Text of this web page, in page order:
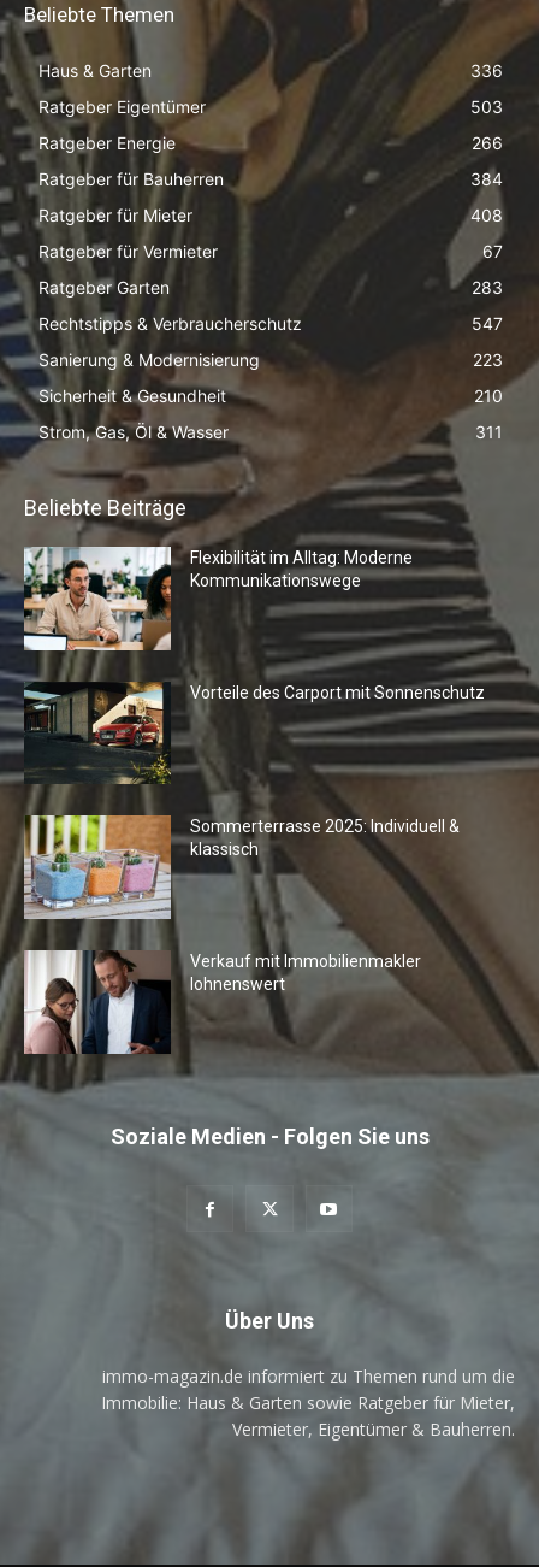
Beliebte Themen
Haus & Garten
336
Ratgeber Eigentümer
503
Ratgeber Energie
266
Ratgeber für Bauherren
384
Ratgeber für Mieter
408
Ratgeber für Vermieter
67
Ratgeber Garten
283
Rechtstipps & Verbraucherschutz
547
Sanierung & Modernisierung
223
Sicherheit & Gesundheit
210
Strom, Gas, Öl & Wasser
311
Beliebte Beiträge
Flexibilität im Alltag: Moderne
Kommunikationswege
Vorteile des Carport mit Sonnenschutz
Sommerterrasse 2025: Individuell &
klassisch
Verkauf mit Immobilienmakler
lohnenswert
Soziale Medien - Folgen Sie uns
Über Uns
immo-magazin.de informiert zu Themen rund um die
Immobilie: Haus & Garten sowie Ratgeber für Mieter,
Vermieter, Eigentümer & Bauherren.